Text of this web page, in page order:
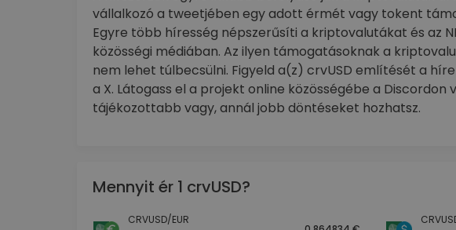
vállalkozó a tweetjében egy adott érmét vagy tokent
Egyre több híresség népszerűsíti a kriptovalutákat és az
közösségi médiában. Az ilyen támogatásoknak a
nem lehet túlbecsülni. Figyeld a(z) crvUSD említését a
a X. Látogass el a projekt online közösségébe a Discordon
tájékozottabb vagy, annál jobb döntéseket hozhatsz.
Mennyit ér 1 crvUSD?
CRVUSD/EUR